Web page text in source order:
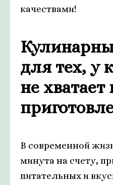
качествами!
для тех, у
не
В современной
минута на счету,
питательных и